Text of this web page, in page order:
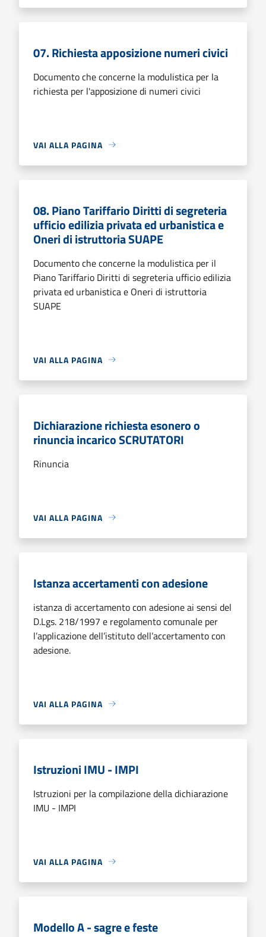
07. Richiesta apposizione numeri civici
Documento che concerne la modulistica per la
richiesta per l'apposizione di numeri civici
VAI ALLA PAGINA
08. Piano Tariffario Diritti di segreteria
ufficio edilizia privata ed urbanistica e
Oneri di istruttoria SUAPE
Documento che concerne la modulistica per il
Piano Tariffario Diritti di segreteria ufficio edilizia
privata ed urbanistica e Oneri di istruttoria
SUAPE
VAI ALLA PAGINA
Dichiarazione richiesta esonero o
rinuncia incarico SCRUTATORI
Rinuncia
VAI ALLA PAGINA
Istanza accertamenti con adesione
istanza di accertamento con adesione ai sensi del
D.Lgs. 218/1997 e regolamento comunale per
l’applicazione dell’istituto dell’accertamento con
adesione.
VAI ALLA PAGINA
Istruzioni IMU - IMPI
Istruzioni per la compilazione della dichiarazione
IMU - IMPI
VAI ALLA PAGINA
Modello A - sagre e feste